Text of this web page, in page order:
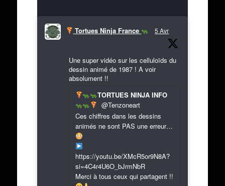
Tortues Ninja France 5 Avr
Une super vidéo sur les celluloïds du
dessin animé de 1987 ! A voir
absolument !!
TORTUES NINJA INFO
@Tenzoneart
Ces chiffres dans les dessins
animés ne sont PAS une erreur…
https://youtu.be/XMcR5or9N8A?
si=4C4r4U6O_bJrmNbR
Merci à tous ceux qui partagent !!